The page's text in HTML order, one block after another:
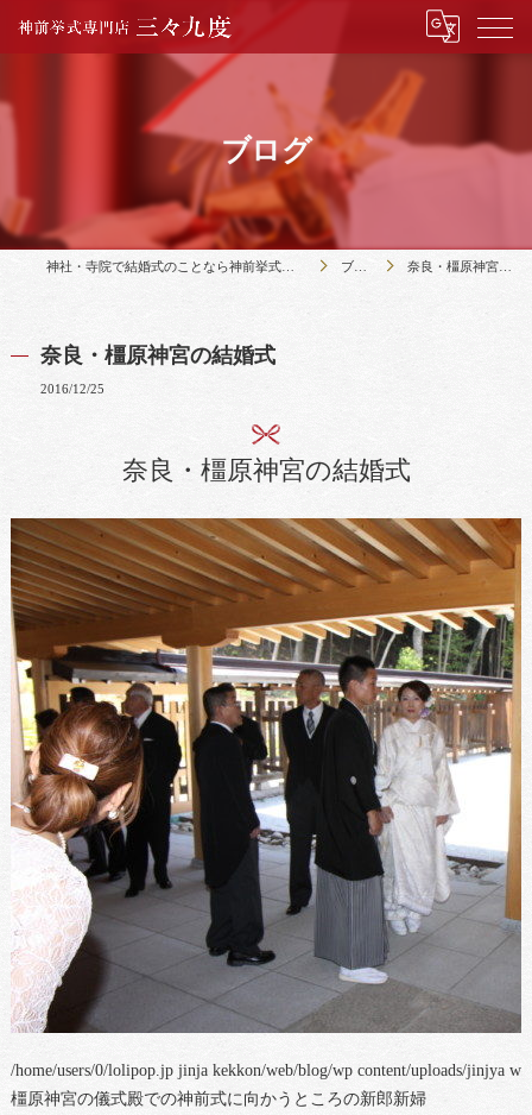
ブログ
神社・寺院で結婚式のことなら神前挙式専門店三々九度 ブログ 奈良・橿原神宮の結婚式
奈良・橿原神宮の結婚式
2016/12/25
奈良・橿原神宮の結婚式
/home/users/0/lolipop.jp jinja kekkon/web/blog/wp content/uploads/jinjya
橿原神宮の儀式殿での神前式に向かうところの新郎新婦